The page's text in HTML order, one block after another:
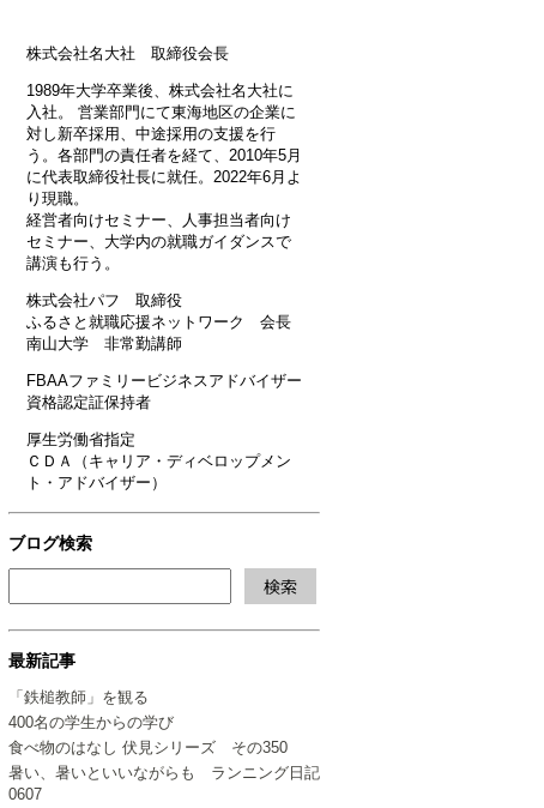
株式会社名大社 取締役会長
1989年大学卒業後、株式会社名大社に
入社。 営業部門にて東海地区の企業に
対し新卒採用、中途採用の支援を行
う。各部門の責任者を経て、2010年5月
に代表取締役社長に就任。2022年6月よ
り現職。
経営者向けセミナー、人事担当者向け
セミナー、大学内の就職ガイダンスで
講演も行う。
株式会社パフ 取締役
ふるさと就職応援ネットワーク 会長
南山大学 非常勤講師
FBAAファミリービジネスアドバイザー
資格認定証保持者
厚生労働省指定
ＣＤＡ（キャリア・ディベロップメン
ト・アドバイザー）
ブログ検索
最新記事
「鉄槌教師」を観る
400名の学生からの学び
食べ物のはなし 伏見シリーズ その350
暑い、暑いといいながらも ランニング日記
0607